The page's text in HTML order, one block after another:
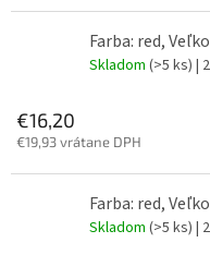
Farba: red,
Skladom (>5 ks) |
€16,20
€19,93 vrátane DPH
Farba: red,
Skladom (>5 ks) |